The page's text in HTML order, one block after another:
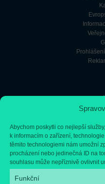
Abychom poskytli co nejlepší
k informacím o zařízení,
těmito technologiemi nám umožní
procházení nebo jedinečná ID na
souhlasu může nepříznivě ovlivnit
Funkční
+420